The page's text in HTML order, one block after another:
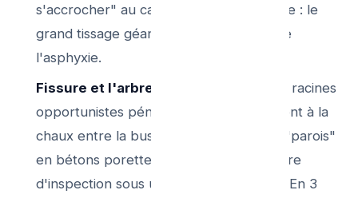
s'accrocher" au caillou sédimenté graisse : le
grand tissage géant démarre la boule de
l'asphyxie.
Fissure et l'arbre coupable :
Les fines racines
opportunistes pénètre le vieux scellement à la
chaux entre la buse grès (tuyau) et les "parois"
en bétons porettes du mur de la chambre
d'inspection sous une simple jardinière ! En 3